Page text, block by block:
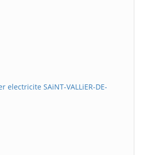
electricite SAiNT-VALLiER-DE-